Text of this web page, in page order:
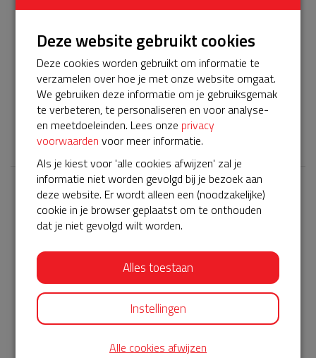
Het servicepakket van onze BuurtAED verloopt bijna en
moet worden verlengd, zodat onze AED gebruiksklaar
blijft. Help je mee? Doneer voor ons servicepakket!
𝕏
Laatste donaties
Bekijk alle
€ 5
Jeroen
01-10-2023 | 15:11
We kunnen weer 5 jaar vooruit b dankt voor alle donaties
Deze website gebruikt cookies
Deze cookies worden gebruikt om informatie te
verzamelen over hoe je met onze website omgaat.
We gebruiken deze informatie om je gebruiksgemak
te verbeteren, te personaliseren en voor analyse-
en meetdoeleinden. Lees onze privacy
voorwaarden voor meer informatie.
Als je kiest voor 'alle cookies afwijzen' zal je
informatie niet worden gevolgd bij je bezoek aan
deze website. Er wordt alleen een (noodzakelijke)
cookie in je browser geplaatst om te onthouden
dat je niet gevolgd wilt worden.
Alles toestaan
Instellingen
Alle cookies afwijzen